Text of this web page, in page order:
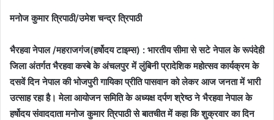
मनोज कुमार त्रिपाठी/उमेश चन्द्र त्रिपाठी
भैरहवा नेपाल /महराजगंज(हर्षोदय टाइम्स) : भारतीय सीमा से सटे नेपाल के रूपंदेही
जिला अंतर्गत भैरहवा कस्बे के अंचलपुर में लुंबिनी प्रादेशिक महोत्सव कार्यक्रम के
दसवें दिन नेपाल की भोजपुरी गायिका प्रीति पासवान को लेकर आज जनता में भारी
उत्साह रहा है। मेला आयोजन समिति के अध्यक्ष दर्पण श्रेष्ठ ने भैरहवा नेपाल के
हर्षोदय संवाददाता मनोज कुमार त्रिपाठी से बातचीत में कहा कि शुक्रवार का दिन